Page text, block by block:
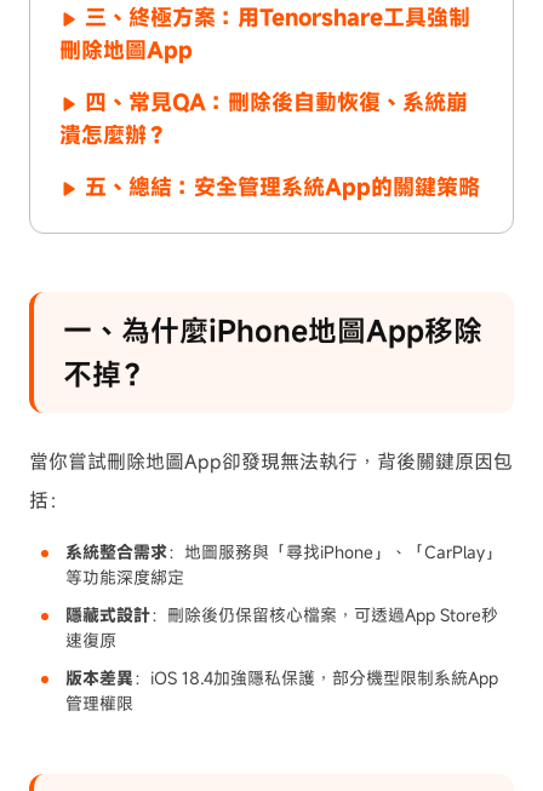
三、終極方案：用Tenorshare工具強制
刪除地圖App
四、常見QA：刪除後自動恢復、系統崩
潰怎麼辦？
五、總結：安全管理系統App的關鍵策略
一、為什麼iPhone地圖App移除
不掉？
當你嘗試刪除地圖App卻發現無法執行，背後關鍵原因包
括：
系統整合需求：地圖服務與「尋找iPhone」、「CarPlay」
等功能深度綁定
隱藏式設計：刪除後仍保留核心檔案，可透過App Store秒
速復原
版本差異：iOS 18.4加強隱私保護，部分機型限制系統App
管理權限